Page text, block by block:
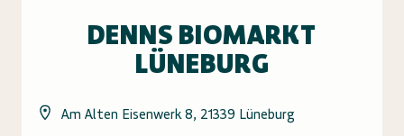
DENNS BIOMARKT
LÜNEBURG
Am Alten Eisenwerk 8, 21339 Lüneburg